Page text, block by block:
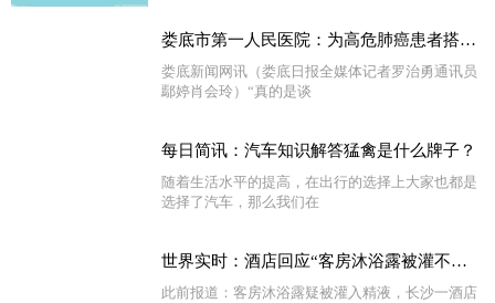
娄底市第一人民医院：为高危肺癌患者搭建生命之桥
娄底新闻网讯（娄底日报全媒体记者罗治勇通讯员
鄢婷肖会玲）“真的是谈
每日简讯：汽车知识解答猛禽是什么牌子？
随着生活水平的提高，在出行的选择上大家也都是
选择了汽车，那么我们在
世界实时：酒店回应“客房沐浴露被灌不明液体”：初步检测非精液，近期将出报告
此前报道：客房沐浴露疑被灌入精液，长沙一酒店